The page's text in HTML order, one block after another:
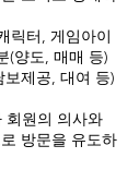
릭터, 게임아이
(양도, 매매 등)
제공, 대여 등)
회원의 의사와
방문을 유도하